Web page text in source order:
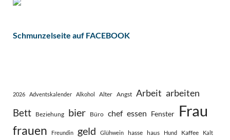
Schmunzelseite auf FACEBOOK
2026 Adventskalender Alkohol Alter Angst Arbeit arbeiten
Bett Beziehung bier Büro chef essen Fenster Frau
frauen Freundin geld Glühwein hasse haus Hund Kaffee Kalt